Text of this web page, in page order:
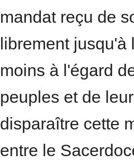
mandat reçu de
librement jusqu'à
moins à l'égard
peuples et de
disparaître cette
entre le